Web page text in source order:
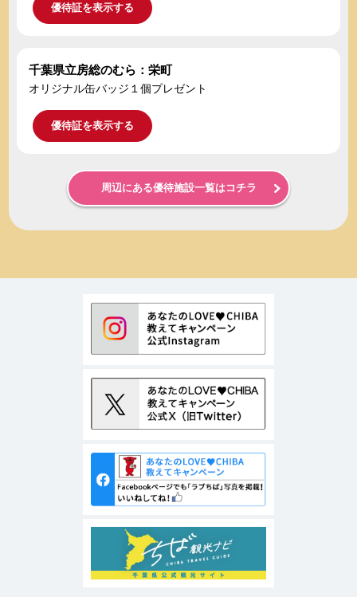
優待証を表示する
千葉県立房総のむら：栄町
オリジナル缶バッジ１個プレゼント
優待証を表示する
周辺にある優待施設一覧はコチラ